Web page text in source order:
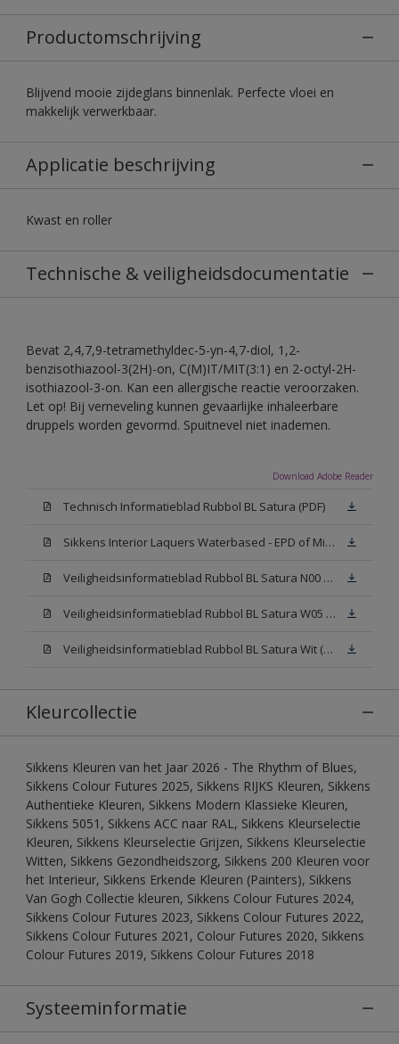
Productomschrijving
Blijvend mooie zijdeglans binnenlak. Perfecte vloei en
makkelijk verwerkbaar.
Applicatie beschrijving
Kwast en roller
Technische & veiligheidsdocumentatie
Bevat 2,4,7,9-tetramethyldec-5-yn-4,7-diol, 1,2-
benzisothiazool-3(2H)-on, C(M)IT/MIT(3:1) en 2-octyl-2H-
isothiazool-3-on. Kan een allergische reactie veroorzaken.
Let op! Bij verneveling kunnen gevaarlijke inhaleerbare
druppels worden gevormd. Spuitnevel niet inademen.
Download Adobe Reader
Technisch Informatieblad Rubbol BL Satura (PDF)
Sikkens Interior Laquers Waterbased - EPD of Milieuproductverklaring
Veiligheidsinformatieblad Rubbol BL Satura N00 (MSDS)
Veiligheidsinformatieblad Rubbol BL Satura W05 (MSDS)
Veiligheidsinformatieblad Rubbol BL Satura Wit (MSDS)
Kleurcollectie
Sikkens Kleuren van het Jaar 2026 - The Rhythm of Blues,
Sikkens Colour Futures 2025, Sikkens RIJKS Kleuren, Sikkens
Authentieke Kleuren, Sikkens Modern Klassieke Kleuren,
Sikkens 5051, Sikkens ACC naar RAL, Sikkens Kleurselectie
Kleuren, Sikkens Kleurselectie Grijzen, Sikkens Kleurselectie
Witten, Sikkens Gezondheidszorg, Sikkens 200 Kleuren voor
het Interieur, Sikkens Erkende Kleuren (Painters), Sikkens
Van Gogh Collectie kleuren, Sikkens Colour Futures 2024,
Sikkens Colour Futures 2023, Sikkens Colour Futures 2022,
Sikkens Colour Futures 2021, Colour Futures 2020, Sikkens
Colour Futures 2019, Sikkens Colour Futures 2018
Systeeminformatie